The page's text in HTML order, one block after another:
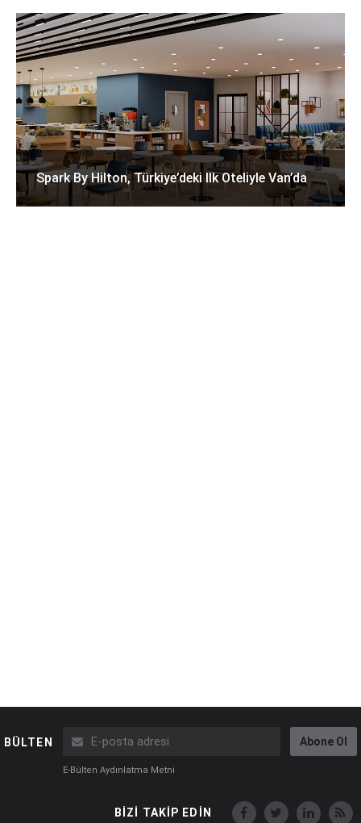
Spark By Hilton, Türkiye’deki Ilk Oteliyle Van’da
BÜLTEN Abone Ol
E-Bülten Aydınlatma Metni
BİZİ TAKİP EDİN